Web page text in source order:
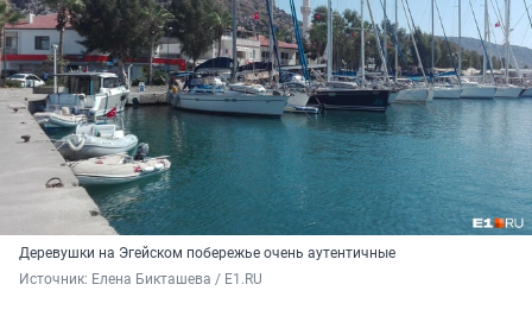
Деревушки на Эгейском побережье очень аутентичные
Источник: Елена Бикташева / E1.RU